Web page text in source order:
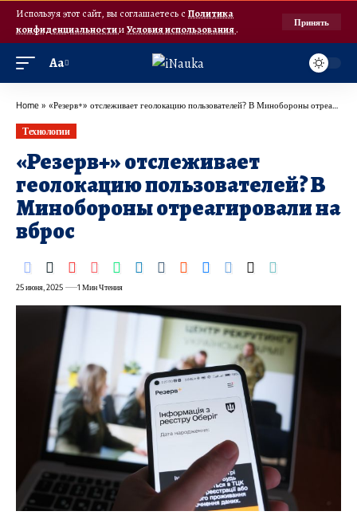
Используя этот сайт, вы соглашаетесь с Политика
конфиденциальностииУсловия использования.
Принять
Аа
Home » «Резерв+» отслеживает геолокацию пользователей? В Минобороны отреагировали на вброс
Технологии
«Резерв+» отслеживает
геолокацию пользователей? В
Минобороны отреагировали на
вброс
25 июня, 2025 1 Мин Чтения